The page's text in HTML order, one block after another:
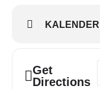
KALENDER
Get
Directions